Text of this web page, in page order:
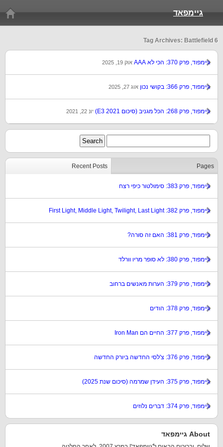
גיימפאד
Tag Archives: Battlefield 6
גיימפוד, פרק 370: הכי לא AAA אוק 19, 2025
גיימפוד, פרק 366: בקושי נכון אוג 27, 2025
גיימפוד, פרק 268: הכל מגניב (סיכום E3 2021) יונ 22, 2021
Recent Posts Pages
גיימפוד, פרק 383: סימולטור כיפי רצח
גיימפוד, פרק 382: First Light, Middle Light, Twilight, Last Light
גיימפוד, פרק 381: האם זה סורה?
גיימפוד, פרק 380: לא סופר מריו וורלד
גיימפוד, פרק 379: הערות מאנשים ברחוב
גיימפוד, פרק 378: הודים
גיימפוד, פרק 377: החיים הם Iron Man
גיימפוד, פרק 376: צ'לסי החדשה ביורק החדשה
גיימפוד, פרק 375: העידן שמרמה (סיכום שנת 2025)
גיימפוד, פרק 374: דברים נלוזים
About גיימפאד